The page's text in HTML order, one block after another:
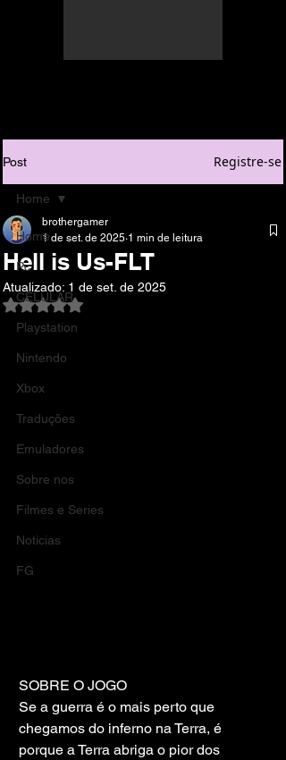
Post Registre-se
Home
Pc
CELULAR
Playstation
Nintendo
Xbox
Traduções
Emuladores
Sobre nos
Filmes e Series
Noticias
FG
Home
Hell is Us-FLT
brothergamer
1 de set. de 2025 1 min de leitura
Atualizado: 1 de set. de 2025
Avaliado com NaN de 5 estrelas.
SOBRE O JOGO
Se a guerra é o mais perto que
chegamos do inferno na Terra, é
porque a Terra abriga o pior dos